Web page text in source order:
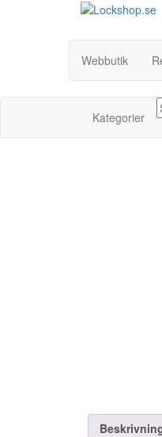
Webbutik
Kategorier